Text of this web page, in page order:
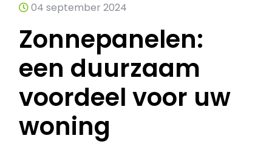
04 september 2024
Zonnepanelen:
een duurzaam
voordeel voor uw
woning